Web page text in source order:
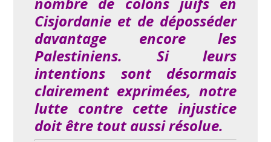
Cisjordanie et de déposséder
davantage encore les
Palestiniens. Si leurs
intentions sont désormais
clairement exprimées, notre
lutte contre cette injustice
doit être tout aussi résolue.